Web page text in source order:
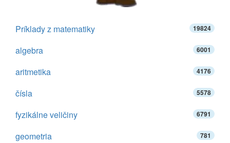
Príklady z matematiky 19824
algebra 6001
aritmetika 4176
čísla 5578
fyzikálne veličiny 6791
geometria 781